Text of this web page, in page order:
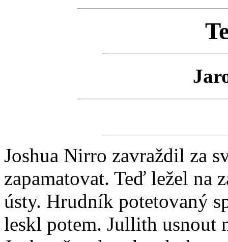
Joshua Nirro zavraždil za
zapamatovat. Teď ležel na
ústy. Hrudník potetovaný
leskl potem. Jullith usnout